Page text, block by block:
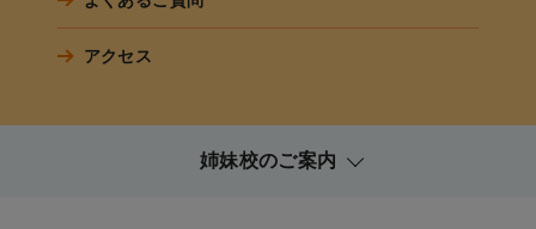
アクセス
姉妹校のご案内